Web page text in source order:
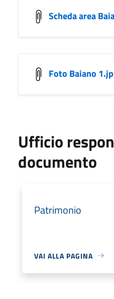
Scheda area
Foto Baiano
Ufficio
documento
Patrimonio
VAI ALLA PAGINA